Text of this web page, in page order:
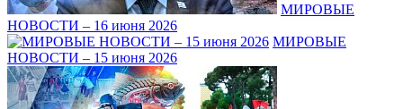
МИРОВЫЕ
НОВОСТИ – 16 июня 2026
МИРОВЫЕ
НОВОСТИ – 15 июня 2026